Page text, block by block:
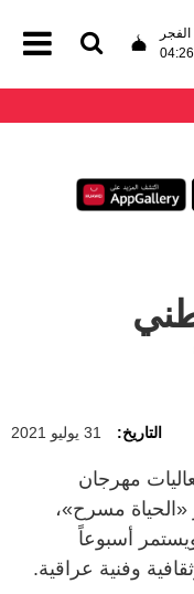
الفجر
04:26
التاريخ: 31 يوليو 2021
مهرجان
مسرح»،
أسبوعاً